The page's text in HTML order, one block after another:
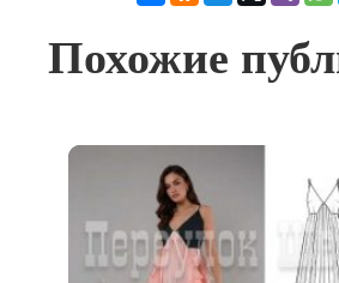
Похожие